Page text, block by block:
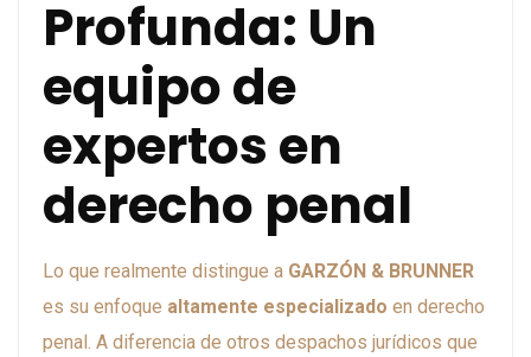
Profunda: Un
equipo de
expertos en
derecho penal
Lo que realmente distingue a GARZÓN & BRUNNER
es su enfoque altamente especializado en derecho
penal. A diferencia de otros despachos jurídicos que